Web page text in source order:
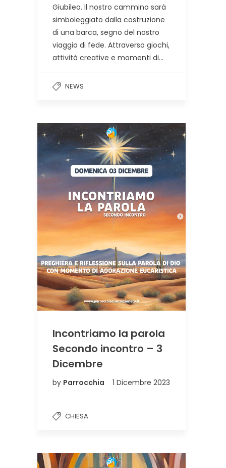
Giubileo. Il nostro cammino sarà
simboleggiato dalla costruzione
di una barca, segno del nostro
viaggio di fede. Attraverso giochi,
attività creative e momenti di…
NEWS
Incontriamo la parola
Secondo incontro – 3
Dicembre
by Parrocchia 1 Dicembre 2023
CHIESA